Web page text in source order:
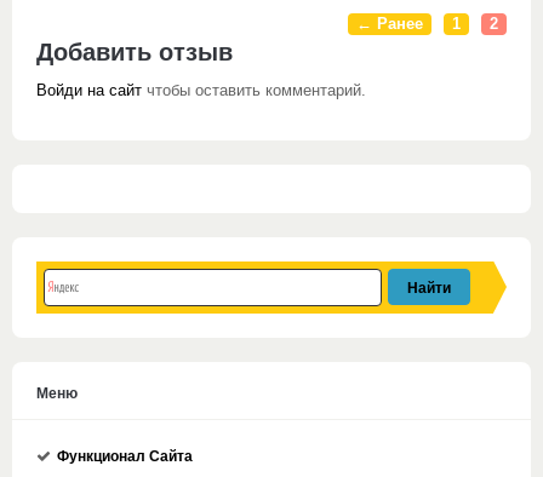
← Ранее 1 2
Добавить отзыв
Войди на сайт чтобы оставить комментарий.
Меню
Функционал Сайта